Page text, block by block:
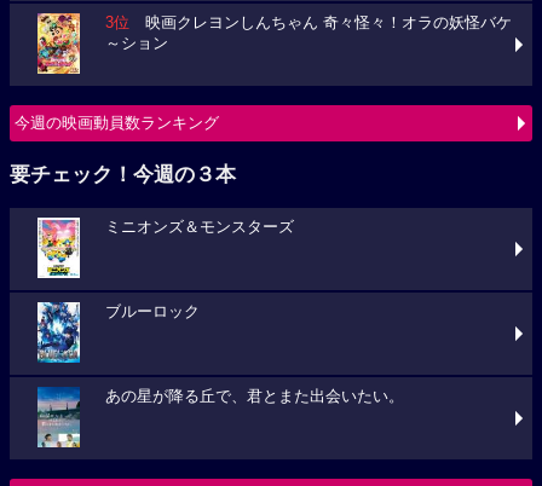
3位 映画クレヨンしんちゃん 奇々怪々！オラの妖怪バケ
～ション
今週の映画動員数ランキング
要チェック！今週の３本
ミニオンズ＆モンスターズ
ブルーロック
あの星が降る丘で、君とまた出会いたい。